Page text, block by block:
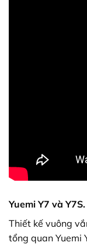
Yuemi Y7 và Y7S.
Thiết kế vuông
tổng quan Yuemi